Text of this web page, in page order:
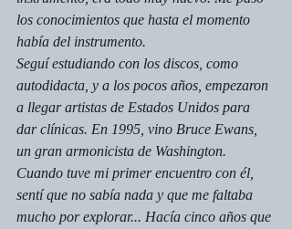
los conocimientos que hasta el momento
había del instrumento.
Seguí estudiando con los discos, como
autodidacta, y a los pocos años, empezaron
a llegar artistas de Estados Unidos para
dar clínicas. En 1995, vino Bruce Ewans,
un gran armonicista de Washington.
Cuando tuve mi primer encuentro con él,
sentí que no sabía nada y que me faltaba
mucho por explorar... Hacía cinco años que